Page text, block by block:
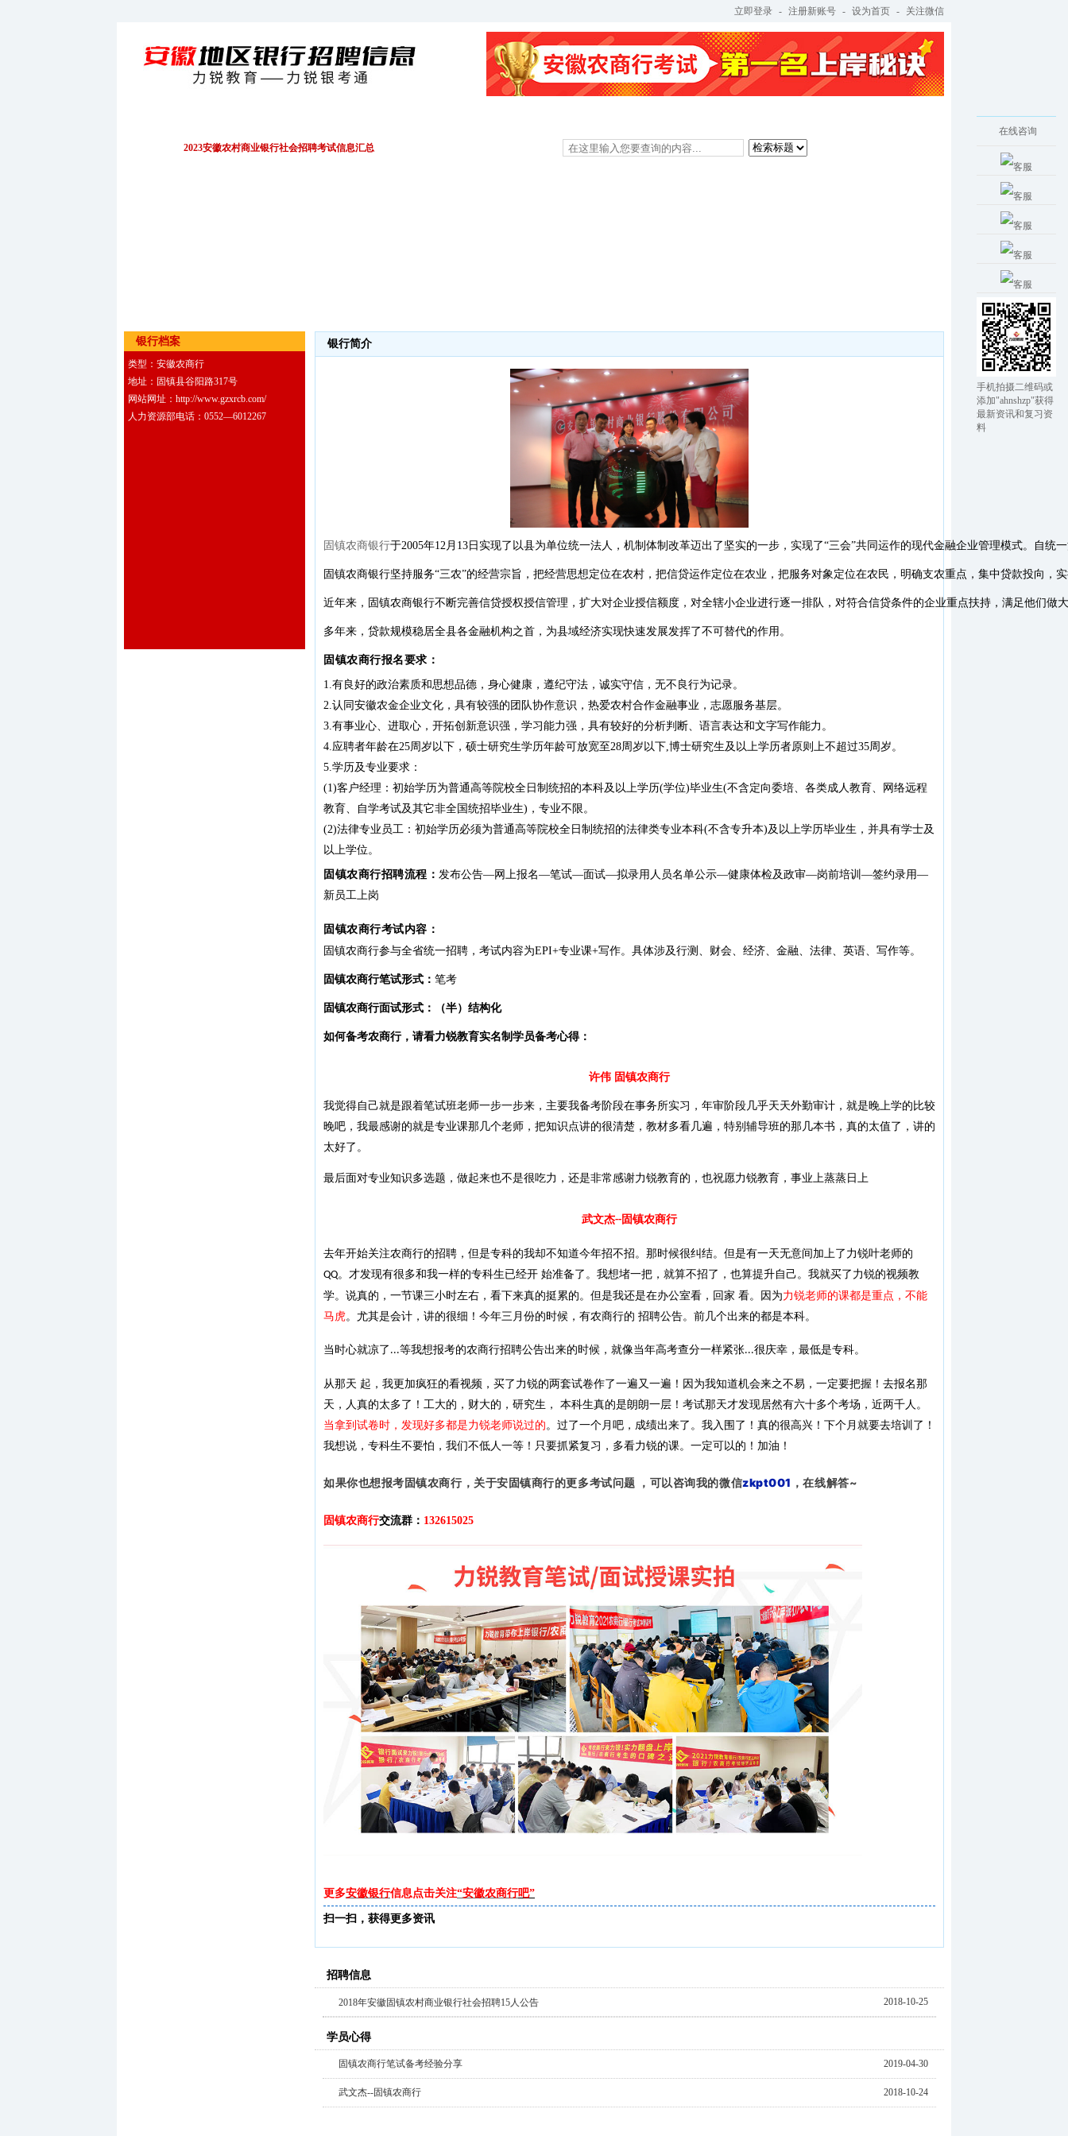
立即登录 - 注册新账号 - 设为首页 - 关注微信
2023安徽农村商业银行社会招聘考试信息汇总
银行档案
类型：安徽农商行
地址：固镇县谷阳路317号
网站网址：http://www.gzxrcb.com/
人力资源部电话：0552—6012267
银行简介
固镇农商银行于2005年12月13日实现了以县为单位统一法人，机制体制改革迈出了坚实的一步，实现了“三会”共同运作的现代金融企业管理模式。自
固镇农商银行坚持服务“三农”的经营宗旨，把经营思想定位在农村，把信贷运作定位在农业，把服务对象定位在农民，明确支农重点，集中贷款投向
近年来，固镇农商银行不断完善信贷授权授信管理，扩大对企业授信额度，对全辖小企业进行逐一排队，对符合信贷条件的企业重点扶持，满足他们
多年来，贷款规模稳居全县各金融机构之首，为县域经济实现快速发展发挥了不可替代的作用。
固镇农商行报名要求：
1.有良好的政治素质和思想品德，身心健康，遵纪守法，诚实守信，无不良行为记录。
2.认同安徽农金企业文化，具有较强的团队协作意识，热爱农村合作金融事业，志愿服务基层。
3.有事业心、进取心，开拓创新意识强，学习能力强，具有较好的分析判断、语言表达和文字写作能力。
4.应聘者年龄在25周岁以下，硕士研究生学历年龄可放宽至28周岁以下,博士研究生及以上学历者原则上不超过35周岁。
5.学历及专业要求：
(1)客户经理：初始学历为普通高等院校全日制统招的本科及以上学历(学位)毕业生(不含定向委培、各类成人教育、网络远程
教育、自学考试及其它非全国统招毕业生)，专业不限。
(2)法律专业员工：初始学历必须为普通高等院校全日制统招的法律类专业本科(不含专升本)及以上学历毕业生，并具有学士及
以上学位。
固镇农商行招聘流程：发布公告—网上报名—笔试—面试—拟录用人员名单公示—健康体检及政审—岗前培训—签约录用—
新员工上岗
固镇农商行考试内容：
固镇农商行参与全省统一招聘，考试内容为EPI+专业课+写作。具体涉及行测、财会、经济、金融、法律、英语、写作等。
固镇农商行笔试形式： 笔考
固镇农商行面试形式：（半）结构化
如何备考农商行，请看力锐教育实名制学员备考心得：
许伟 固镇农商行
我觉得自己就是跟着笔试班老师一步一步来，主要我备考阶段在事务所实习，年审阶段几乎天天外勤审计，就是晚上学的比较
晚吧，我最感谢的就是专业课那几个老师，把知识点讲的很清楚，教材多看几遍，特别辅导班的那几本书，真的太值了，讲的
太好了。
最后面对专业知识多选题，做起来也不是很吃力，还是非常感谢力锐教育的，也祝愿力锐教育，事业上蒸蒸日上
武文杰--固镇农商行
去年开始关注农商行的招聘，但是专科的我却不知道今年招不招。那时候很纠结。但是有一天无意间加上了力锐叶老师的
QQ。才发现有很多和我一样的专科生已经开 始准备了。我想堵一把，就算不招了，也算提升自己。我就买了力锐的视频教
学。说真的，一节课三小时左右，看下来真的挺累的。但是我还是在办公室看，回家 看。因为力锐老师的课都是重点，不能
马虎。尤其是会计，讲的很细！今年三月份的时候，有农商行的 招聘公告。前几个出来的都是本科。
当时心就凉了 ...等我想报考的农商行招聘公告出来的时候，就像当年高考查分一样紧张...很庆幸，最低是专科。
从那天 起，我更加疯狂的看视频，买了力锐的两套试卷作了一遍又一遍！因为我知道机会来之不易，一定要把握！去报名那
天，人真的太多了！工大的，财大的，研究生， 本科生真的是朗朗一层！考试那天才发现居然有六十多个考场，近两千人。
当拿到试卷时，发现好多都是力锐老师说过的。过了一个月吧，成绩出来了。我入围了！真的很高兴！下个月就要去培训了！
我想说，专科生不要怕，我们不低人一等！只要抓紧复习，多看力锐的课。一定可以的！加油！
如果你也想报考固镇农商行，关于安固镇商行的更多考试问题 ，可以咨询我的微信zkpt001 ，在线解答~
固镇农商行交流群 ： 132615025
更多安徽银行信息点击关注“安徽农商行吧”
扫一扫，获得更多资讯
招聘信息
2018-10-25
2018年安徽固镇农村商业银行社会招聘15人公告
学员心得
2019-04-30
固镇农商行笔试备考经验分享
2018-10-24
武文杰--固镇农商行
在线咨询
手机拍摄二维码或
添加"ahnshzp"获得
最新资讯和复习资
料